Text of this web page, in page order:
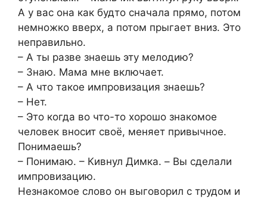
А у вас она как будто сначала прямо, потом
немножко вверх, а потом прыгает вниз. Это
неправильно.
– А ты разве знаешь эту мелодию?
– Знаю. Мама мне включает.
– А что такое импровизация знаешь?
– Нет.
– Это когда во что-то хорошо знакомое
человек вносит своё, меняет привычное.
Понимаешь?
– Понимаю. – Кивнул Димкa. – Вы сделали
импровизацию.
Незнакомое слово он выгoворил с трудом и